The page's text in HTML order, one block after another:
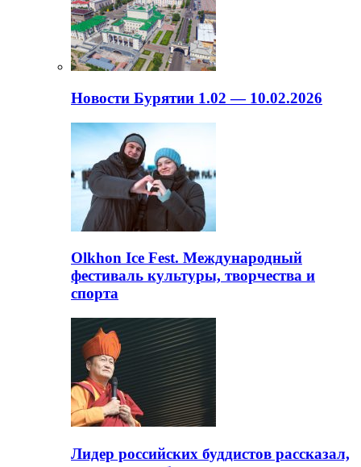
Новости Бурятии 1.02 — 10.02.2026
Olkhon Ice Fest. Международный
фестиваль культуры, творчества и
спорта
Лидер российских буддистов рассказал,